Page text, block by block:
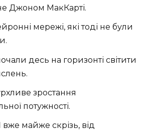
Джоном МакКарті.
мережі, які тоді не були
десь на горизонті світити
зростання
потужності.
вже майже скрізь, від